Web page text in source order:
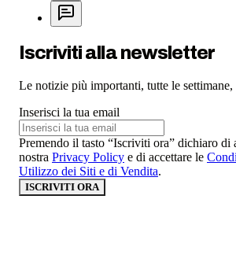
Iscriviti alla newsletter
Le notizie più importanti, tutte le
Inserisci la tua email
Premendo il tasto “Iscriviti ora” dichiaro di
nostra Privacy Policy e di accettare le
Utilizzo dei Siti e di Vendita.
ISCRIVITI ORA